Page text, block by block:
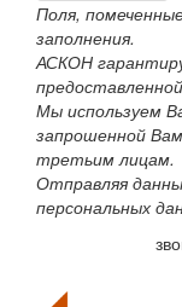
Поля,
заполнения.
АСКОН
Мы используем
запрошенной
третьим лицам.
Отправляя
персональных